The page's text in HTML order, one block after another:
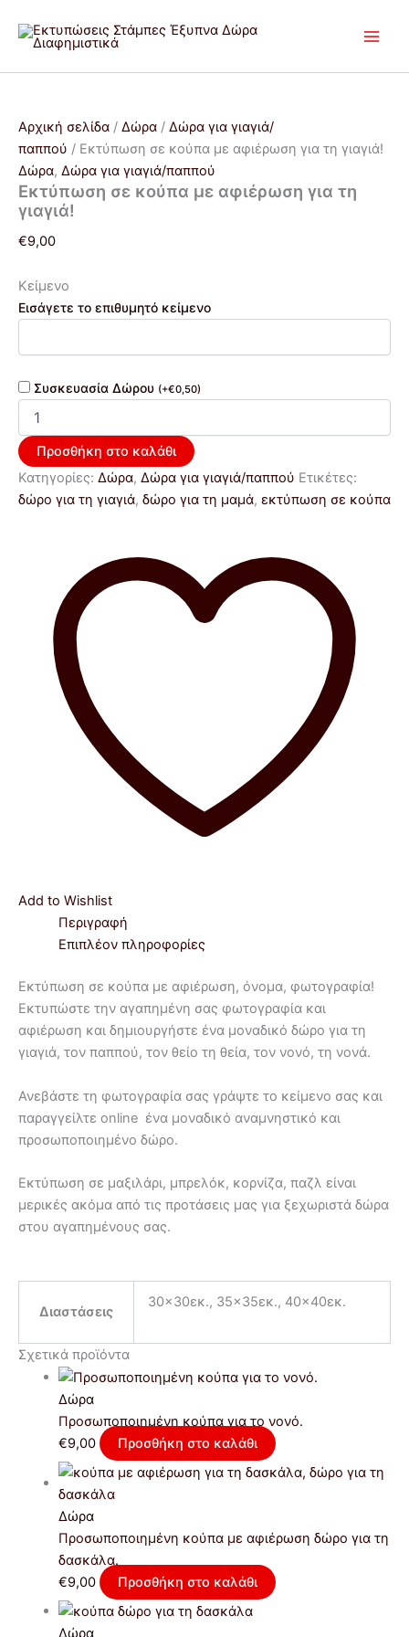
στο
περιεχόμενο
Αρχική σελίδα / Δώρα / Δώρα για γιαγιά/
παππού / Εκτύπωση σε κούπα με αφιέρωση για τη γιαγιά!
Δώρα, Δώρα για γιαγιά/παππού
Εκτύπωση σε κούπα με αφιέρωση για τη
γιαγιά!
€9,00
Κείμενο
Εισάγετε το επιθυμητό κείμενο
Συσκευασία Δώρου (+€0,50)
σε
κούπα
γιαγιά!
ποσότητα
Προσθήκη στο καλάθι
Κατηγορίες: Δώρα, Δώρα για γιαγιά/παππού Ετικέτες:
δώρο για τη γιαγιά, δώρο για τη μαμά, εκτύπωση σε κούπα
Add to Wishlist
Περιγραφή
Επιπλέον πληροφορίες
Εκτύπωση σε κούπα με αφιέρωση, όνομα, φωτογραφία!
Εκτυπώστε την αγαπημένη σας φωτογραφία και
αφιέρωση και δημιουργήστε ένα μοναδικό δώρο για τη
γιαγιά, τον παππού, τον θείο τη θεία, τον νονό, τη νονά.
Ανεβάστε τη φωτογραφία σας γράψτε το κείμενο σας και
παραγγείλτε online ένα μοναδικό αναμνηστικό και
προσωποποιημένο δώρο.
Εκτύπωση σε μαξιλάρι, μπρελόκ, κορνίζα, παζλ είναι
μερικές ακόμα από τις προτάσεις μας για ξεχωριστά δώρα
στου αγαπημένους σας.
Διαστάσεις
30×30εκ., 35×35εκ., 40×40εκ.
Σχετικά προϊόντα
Δώρα
Προσωποποιημένη κούπα για το νονό.
€9,00 Προσθήκη στο καλάθι
Δώρα
Προσωποποιημένη κούπα με αφιέρωση δώρο για τη
δασκάλα.
€9,00 Προσθήκη στο καλάθι
Δώρα
range:
through
το
έχει
παραλλαγές.
Οι
μπορούν
προϊόντος